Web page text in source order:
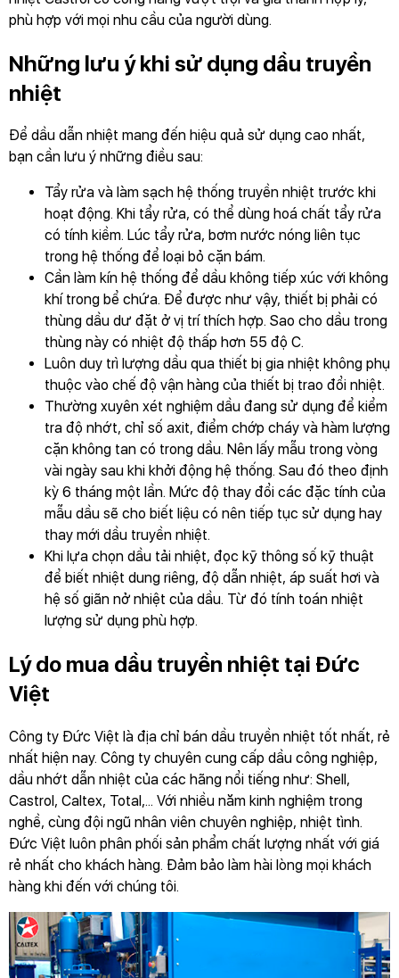
phù hợp với mọi nhu cầu của người dùng.
Những lưu ý khi sử dụng dầu truyền
nhiệt
Để dầu dẫn nhiệt mang đến hiệu quả sử dụng cao nhất,
bạn cần lưu ý những điều sau:
Tẩy rửa và làm sạch hệ thống truyền nhiệt trước khi
hoạt động. Khi tẩy rửa, có thể dùng hoá chất tẩy rửa
có tính kiềm. Lúc tẩy rửa, bơm nước nóng liên tục
trong hệ thống để loại bỏ cặn bám.
Cần làm kín hệ thống để dầu không tiếp xúc với không
khí trong bể chứa. Để được như vậy, thiết bị phải có
thùng dầu dư đặt ở vị trí thích hợp. Sao cho dầu trong
thùng này có nhiệt độ thấp hơn 55 độ C.
Luôn duy trì lượng dầu qua thiết bị gia nhiệt không phụ
thuộc vào chế độ vận hàng của thiết bị trao đổi nhiệt.
Thường xuyên xét nghiệm dầu đang sử dụng để kiểm
tra độ nhớt, chỉ số axit, điểm chớp cháy và hàm lượng
cặn không tan có trong dầu. Nên lấy mẫu trong vòng
vài ngày sau khi khởi động hệ thống. Sau đó theo định
kỳ 6 tháng một lần. Mức độ thay đổi các đặc tính của
mẫu dầu sẽ cho biết liệu có nên tiếp tục sử dụng hay
thay mới dầu truyền nhiệt.
Khi lựa chọn dầu tải nhiệt, đọc kỹ thông số kỹ thuật
để biết nhiệt dung riêng, độ dẫn nhiệt, áp suất hơi và
hệ số giãn nở nhiệt của dầu. Từ đó tính toán nhiệt
lượng sử dụng phù hợp.
Lý do mua dầu truyền nhiệt tại Đức
Việt
Công ty Đức Việt là địa chỉ bán dầu truyền nhiệt tốt nhất, rẻ
nhất hiện nay. Công ty chuyên cung cấp dầu công nghiệp,
dầu nhớt dẫn nhiệt của các hãng nổi tiếng như: Shell,
Castrol, Caltex, Total,... Với nhiều năm kinh nghiệm trong
nghề, cùng đội ngũ nhân viên chuyên nghiệp, nhiệt tình.
Đức Việt luôn phân phối sản phẩm chất lượng nhất với giá
rẻ nhất cho khách hàng. Đảm bảo làm hài lòng mọi khách
hàng khi đến với chúng tôi.